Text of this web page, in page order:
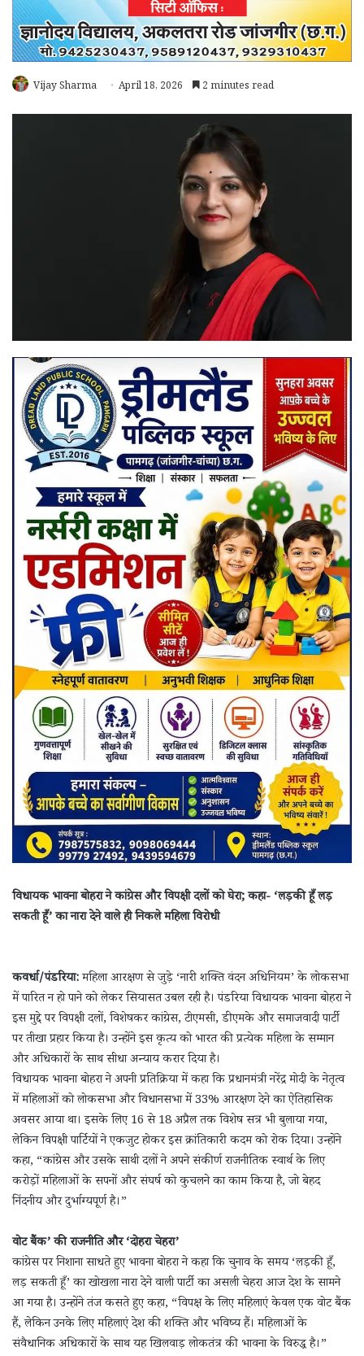
Vijay Sharma April 18, 2026 2 minutes read
विधायक भावना बोहरा ने कांग्रेस और विपक्षी दलों को घेरा; कहा- ‘लड़की हूँ लड़
सकती हूँ’ का नारा देने वाले ही निकले महिला विरोधी
कवर्धा/पंडरिया:महिला आरक्षण से जुड़े ‘नारी शक्ति वंदन अधिनियम’ के लोकसभा
में पारित न हो पाने को लेकर सियासत उबल रही है। पंडरिया विधायक भावना बोहरा ने
इस मुद्दे पर विपक्षी दलों, विशेषकर कांग्रेस, टीएमसी, डीएमके और समाजवादी पार्टी
पर तीखा प्रहार किया है। उन्होंने इस कृत्य को भारत की प्रत्येक महिला के सम्मान
और अधिकारों के साथ सीधा अन्याय करार दिया है।
विधायक भावना बोहरा ने अपनी प्रतिक्रिया में कहा कि प्रधानमंत्री नरेंद्र मोदी के नेतृत्व
में महिलाओं को लोकसभा और विधानसभा में 33% आरक्षण देने का ऐतिहासिक
अवसर आया था। इसके लिए 16 से 18 अप्रैल तक विशेष सत्र भी बुलाया गया,
लेकिन विपक्षी पार्टियों ने एकजुट होकर इस क्रांतिकारी कदम को रोक दिया। उन्होंने
कहा, “कांग्रेस और उसके साथी दलों ने अपने संकीर्ण राजनीतिक स्वार्थ के लिए
करोड़ों महिलाओं के सपनों और संघर्ष को कुचलने का काम किया है, जो बेहद
निंदनीय और दुर्भाग्यपूर्ण है।”
वोट बैंक’ की राजनीति और ‘दोहरा चेहरा’
कांग्रेस पर निशाना साधते हुए भावना बोहरा ने कहा कि चुनाव के समय ‘लड़की हूँ,
लड़ सकती हूँ’ का खोखला नारा देने वाली पार्टी का असली चेहरा आज देश के सामने
आ गया है। उन्होंने तंज कसते हुए कहा, “विपक्ष के लिए महिलाएं केवल एक वोट बैंक
हैं, लेकिन उनके लिए महिलाएं देश की शक्ति और भविष्य हैं। महिलाओं के
संवैधानिक अधिकारों के साथ यह खिलवाड़ लोकतंत्र की भावना के विरुद्ध है।”